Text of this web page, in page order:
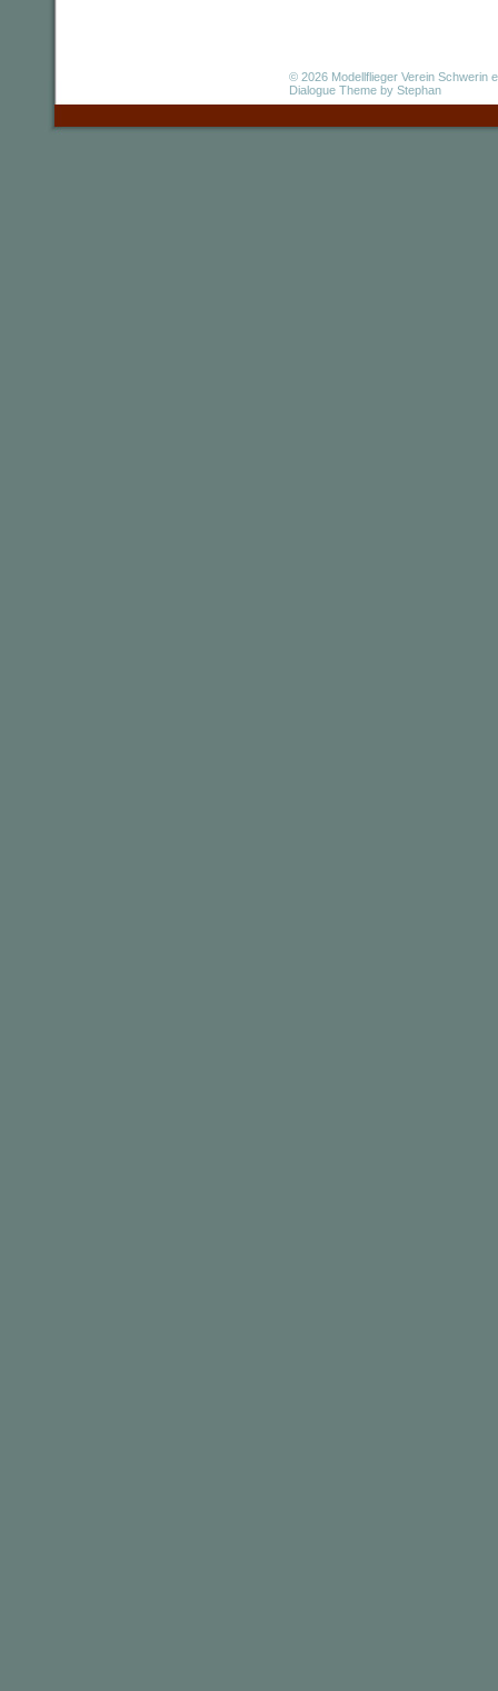
© 2026 Modellflieger Verein Schwerin
Dialogue Theme by Stephan